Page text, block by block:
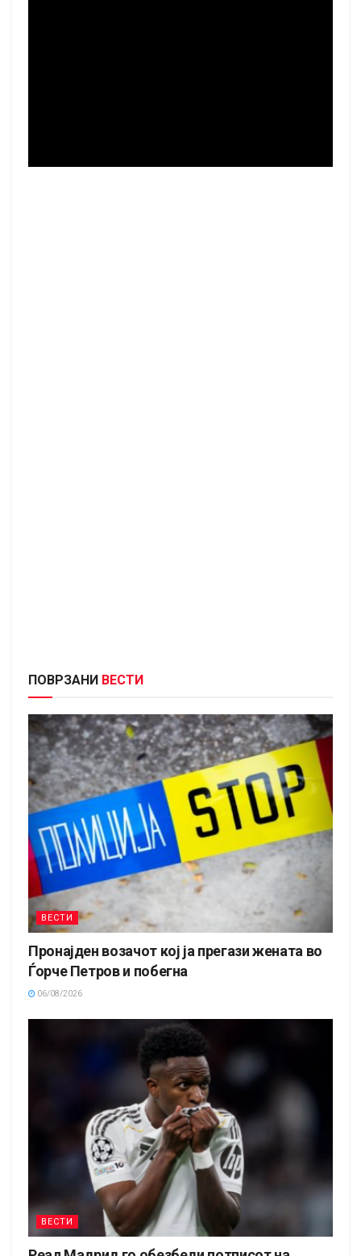
ПОВРЗАНИ ВЕСТИ
ВЕСТИ
Пронајден возачот кој ја прегази жената во
Ѓорче Петров и побегна
06/08/2026
ВЕСТИ